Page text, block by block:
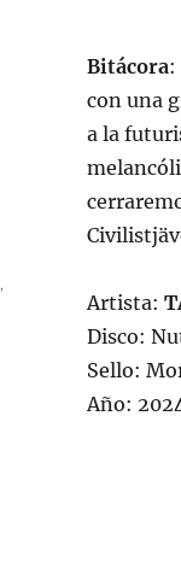
Bitácora:
con una
a la
Artista:
Disco:
Sello:
Año:
,